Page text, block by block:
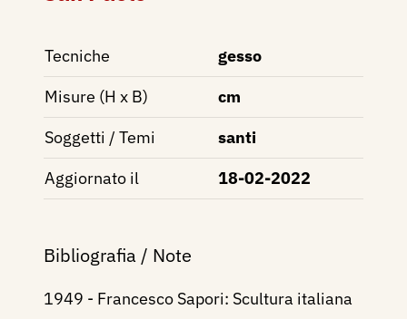
Tecniche
gesso
Misure (H x B)
cm
Soggetti / Temi
santi
Aggiornato il
18-02-2022
Bibliografia / Note
1949 - Francesco Sapori: Scultura italiana